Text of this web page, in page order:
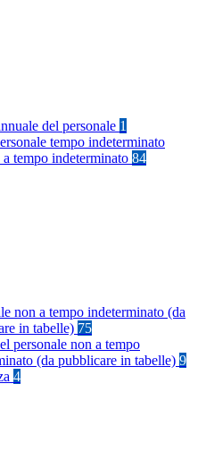
del personale 1
tempo indeterminato
a tempo indeterminato 84
non a tempo indeterminato (da
in tabelle) 75
personale non a tempo
(da pubblicare in tabelle) 9
4